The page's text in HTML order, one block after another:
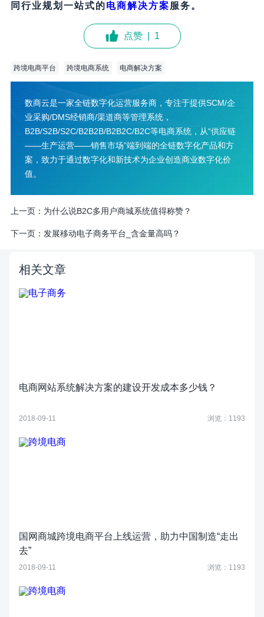
同行业规划一站式的电商解决方案服务。
点赞 1
跨境电商平台 跨境电商系统 电商解决方案
数商云是一家全链数字化运营服务商，专注于提供SCM/企
业采购/DMS经销商/渠道商等管理系统，
B2B/S2B/S2C/B2B2B/B2B2C/B2C等电商系统，从“供应链
——生产运营——销售市场”端到端的全链数字化产品和方
案，致力于通过数字化和新技术为企业创造商业数字化价
值。
上一页： 为什么说B2C多用户商城系统值得称赞？
下一页： 发展移动电子商务平台_含金量高吗？
相关文章
电商网站系统解决方案的建设开发成本多少钱？
2018-09-11 浏览：1193
国网商城跨境电商平台上线运营，助力中国制造“走出
去”
2018-09-11 浏览：1193